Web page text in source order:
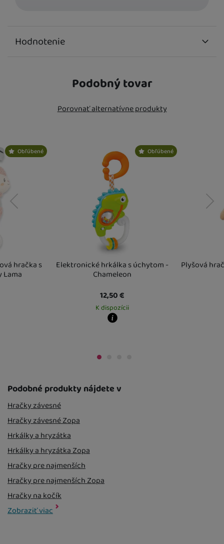
Hodnotenie
Podobný tovar
Porovnať alternatívne produkty
Obľúbené
Elektronické hrkálka s úchytom -
Chameleon
12,50€
K dispozícii
Plyšová
Obľúbené
hračka s
Lama
Podobné produkty nájdete v
Hračky závesné
Hračky závesné Zopa
Hrkálky a hryzátka
Hrkálky a hryzátka Zopa
Hračky pre najmenších
Hračky pre najmenších Zopa
Hračky na kočík
Hračky na kočík Zopa
Hračky a hry
Hračky a hry Zopa
Kočíky a príslušenstvo
Kočíky a príslušenstvo Zopa
Zobraziť viac